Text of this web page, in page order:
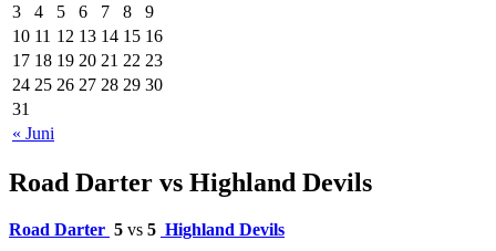
« Juni
3
4 5 6 7 8
9
10 11 12 13 14 15 16
17 18 19 20 21 22 23
24 25 26 27 28 29 30
31
Road Darter vs Highland Devils
Road Darter 5 vs 5 Highland Devils